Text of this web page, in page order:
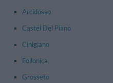
Arcidosso
Castel Del Piano
Cinigiano
Follonica
Grosseto